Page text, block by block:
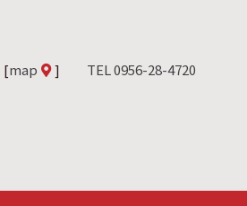
[map ] TEL 0956-28-4720